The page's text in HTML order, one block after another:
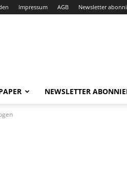
Impressum AGB Newsletter
NEWSLETTER